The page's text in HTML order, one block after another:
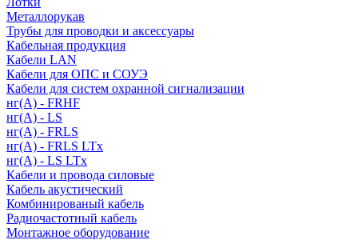
Металлорукав
Трубы для проводки и аксессуары
Кабельная продукция
Кабели LAN
Кабели для ОПС и СОУЭ
Кабели для систем охранной сигнализации
нг(A) - FRHF
нг(A) - LS
нг(А) - FRLS
нг(А) - FRLS LTx
нг(А) - LS LTx
Кабели и провода силовые
Кабель акустический
Комбинированый кабель
Радиочастотный кабель
Монтажное оборудование